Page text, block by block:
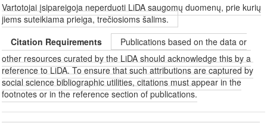
Vartotojai įsipareigoja neperduoti LiDA saugomų duomenų, prie kurių
jiems suteikiama prieiga, trečiosioms šalims.
Citation Requirements
Publications based on the data or
other resources curated by the LiDA should acknowledge this by a
reference to LiDA. To ensure that such attributions are captured by
social science bibliographic utilities, citations must appear in the
footnotes or in the reference section of publications.